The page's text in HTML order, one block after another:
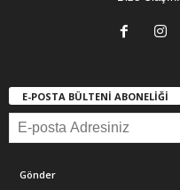
E-POSTA BÜLTENİ ABONELİĞİ